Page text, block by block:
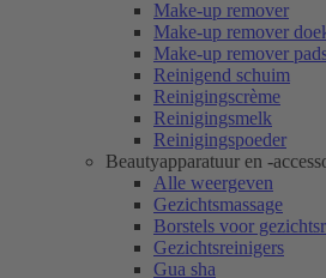
Make-up remover
Make-up remover
Make-up remover
Reinigend schuim
Reinigingscrème
Reinigingsmelk
Reinigingspoeder
Beautyapparatuur en -
Alle weergeven
Gezichtsmassage
Borstels voor
Gezichtsreinigers
Gua sha